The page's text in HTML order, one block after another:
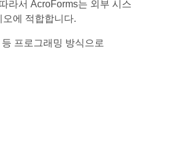
라서 AcroForms는 외부 시스
에 적합합니다.
프로그래밍 방식으로